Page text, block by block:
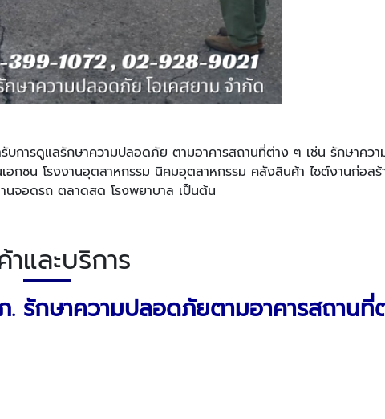
ารับการดูแลรักษาความปลอดภัย ตามอาคารสถานที่ต่าง ๆ เช่น รักษาคว
กชน โรงงานอุตสาหกรรม นิคมอุตสาหกรรม คลังสินค้า ไซต์งานก่อส
นจอดรถ ตลาดสด โรงพยาบาล เป็นต้น
และบริการ
. รักษาความปลอดภัยตามอาคารสถานที่